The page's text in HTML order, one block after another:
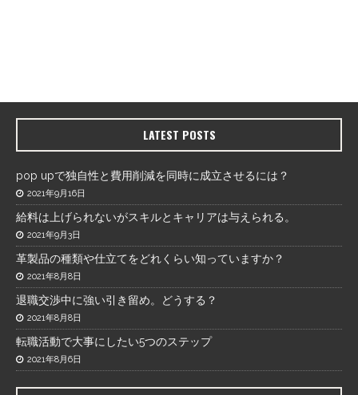
LATEST POSTS
pop upで独自性と費用削減を同時に成立させるには？
2021年9月16日
給料は上げられないがスキルとキャリアは与えられる。
2021年9月3日
革製品の種類や仕立てをどれくらい知っていますか？
2021年8月8日
退職交渉中に強い引き留め。どうする？
2021年8月8日
転職活動で大事にしたい5つのステップ
2021年8月6日